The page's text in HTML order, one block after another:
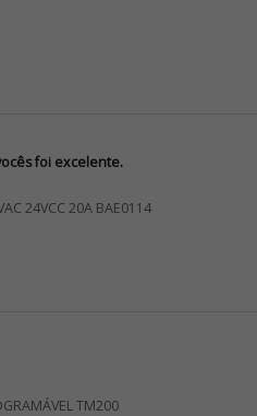
foi excelente.
24VCC 20A BAE0114
TM200